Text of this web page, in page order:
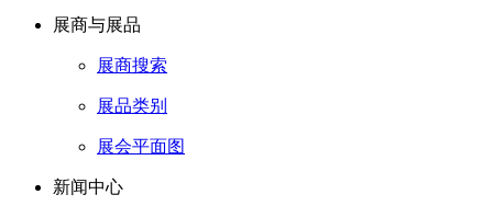
展商与展品
展商搜索
展品类别
展会平面图
新闻中心